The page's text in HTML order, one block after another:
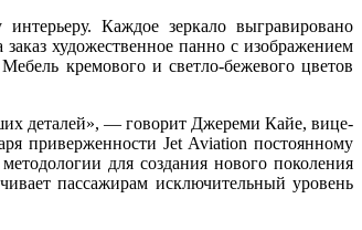
Каждое зеркало выгравировано
художественное панно с изображением
кремового и светло-бежевого цветов
деталей», — говорит Джереми Кайе, вице-
приверженности Jet Aviation постоянному
для создания нового поколения
пассажирам исключительный уровень